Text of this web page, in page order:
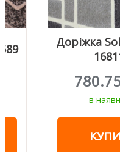
Доріжка Soho 1715-
780.75грн./м 2
в наявності
КУПИТИ